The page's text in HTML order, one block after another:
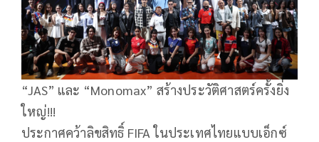
“JAS” และ “Monomax” สร้างประวัติศาสตร์ครั้งยิ่ง
ใหญ่!!!
ประกาศคว้าลิขสิทธิ์ FIFA ในประเทศไทยแบบเอ็กซ์